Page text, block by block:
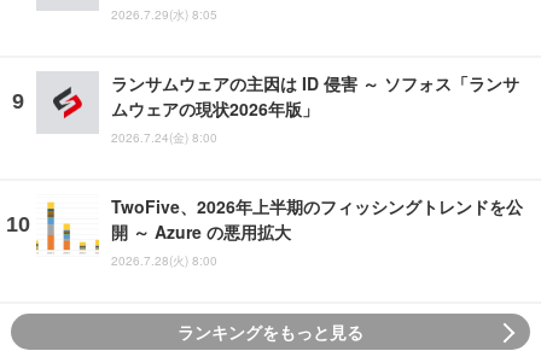
2026.7.29(水) 8:05
ランサムウェアの主因は ID 侵害 ～ ソフォス「ランサ
ムウェアの現状2026年版」
2026.7.24(金) 8:00
TwoFive、2026年上半期のフィッシングトレンドを公
開 ～ Azure の悪用拡大
2026.7.28(火) 8:00
ランキングをもっと見る